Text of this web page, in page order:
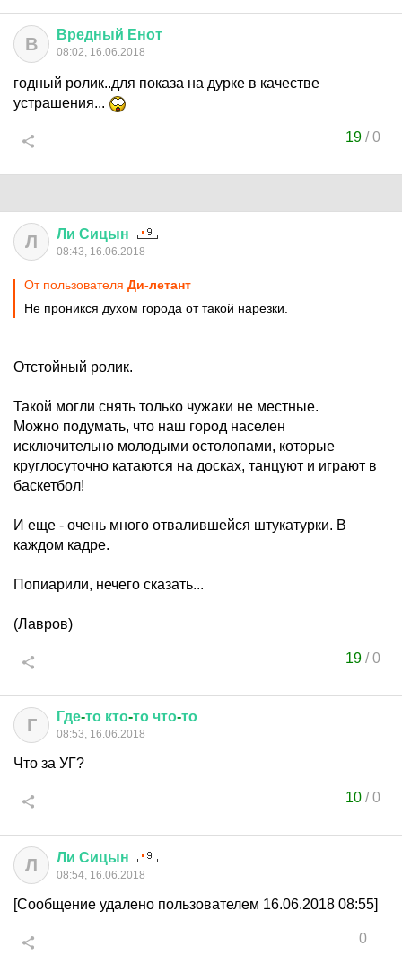
В Вредный Енот
08:02, 16.06.2018
годный ролик..для показа на дурке в качестве
устрашения...
19 /0
Л Ли Сицын
08:43, 16.06.2018
От пользователя Ди-летант
Не проникся духом города от такой нарезки.
Отстойный ролик.
Такой могли снять только чужаки не местные.
Можно подумать, что наш город населен
исключительно молодыми остолопами, которые
круглосуточно катаются на досках, танцуют и играют в
баскетбол!
И еще - очень много отвалившейся штукатурки. В
каждом кадре.
Попиарили, нечего сказать...
(Лавров)
19 /0
Г Где-то кто-то что-то
08:53, 16.06.2018
Что за УГ?
10 /0
Л Ли Сицын
08:54, 16.06.2018
[Сообщение удалено пользователем 16.06.2018 08:55]
0